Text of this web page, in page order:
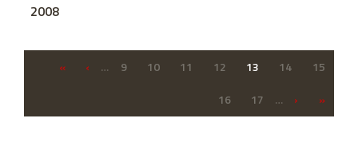
2008
« ‹ … 9 10 11 12 13 14
15
16
17 … › »